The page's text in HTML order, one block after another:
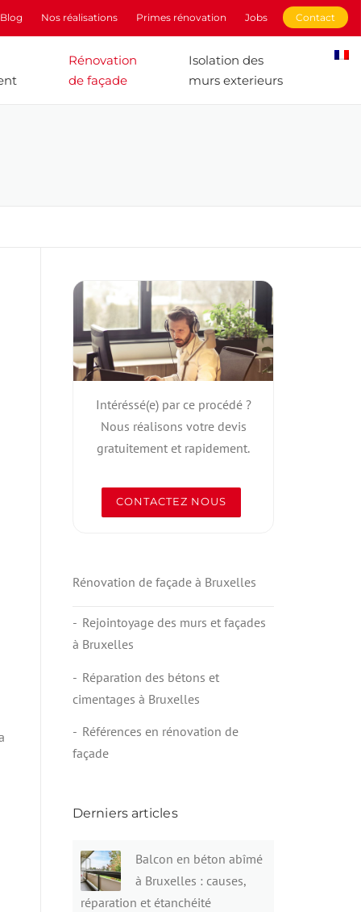
Blog Nos réalisations Primes rénovation Jobs Contact
Rénovation
de façade
Isolation des
murs exterieurs
Intéréssé(e) par ce procédé ?
Nous réalisons votre devis
gratuitement et rapidement.
CONTACTEZ NOUS
Rénovation de façade à Bruxelles
Rejointoyage des murs et façades
à Bruxelles
Réparation des bétons et
cimentages à Bruxelles
Références en rénovation de
façade
Derniers articles
Balcon en béton abîmé
à Bruxelles : causes,
réparation et étanchéité